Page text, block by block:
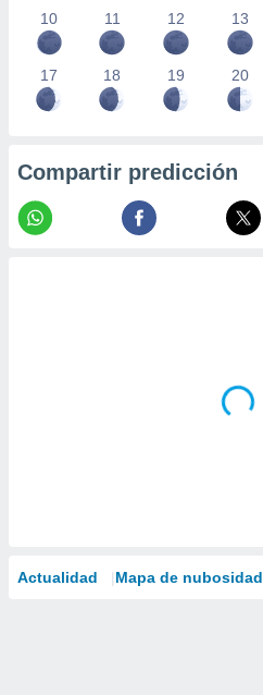
10 11 12 13
17 18 19 20
Compartir predicción
Actualidad Mapa de nubosidad